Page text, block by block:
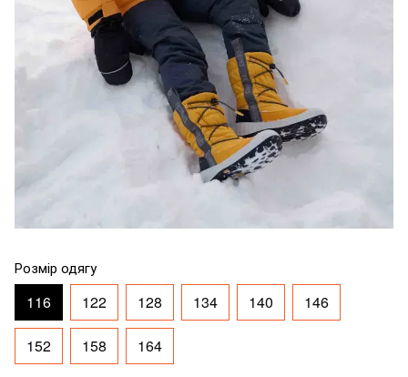
Розмір одягу
116 122 128 134 140 146
152 158 164